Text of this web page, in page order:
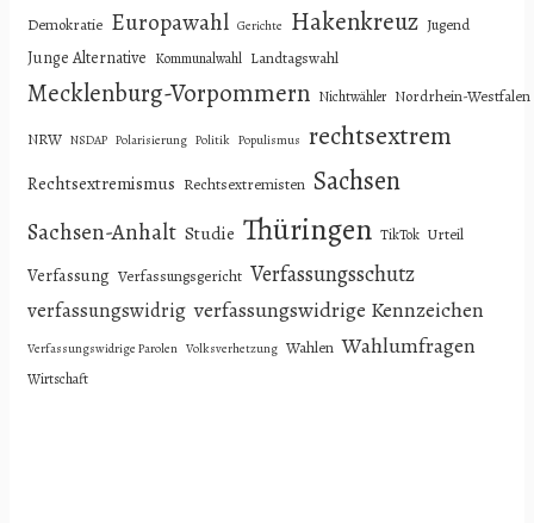
Demokratie Europawahl Gerichte Hakenkreuz Jugend
Junge Alternative Kommunalwahl Landtagswahl
Mecklenburg-Vorpommern Nichtwähler Nordrhein-Westfalen
NRW NSDAP Polarisierung Politik Populismus rechtsextrem
Rechtsextremismus Rechtsextremisten Sachsen
Sachsen-Anhalt Studie Thüringen TikTok Urteil
Verfassung Verfassungsgericht Verfassungsschutz
verfassungswidrig verfassungswidrige Kennzeichen
Verfassungswidrige Parolen Volksverhetzung Wahlen Wahlumfragen
Wirtschaft